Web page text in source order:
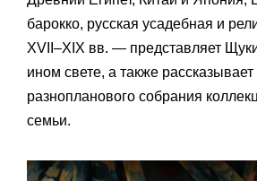
барокко, русская усадебная и
XVII–XIX вв. — представляет
ином свете, а также
разнопланового собрания
семьи.